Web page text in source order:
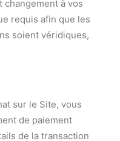
changement à vos
requis afin que les
soient véridiques,
sur le Site, vous
de paiement
de la transaction